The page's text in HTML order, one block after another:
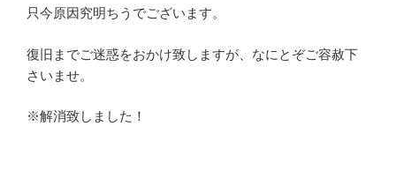
只今原因究明ちうでございます。
復旧までご迷惑をおかけ致しますが、なにとぞご容赦下
さいませ。
※解消致しました！